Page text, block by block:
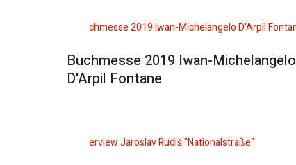
Buchmesse 2019 Iwan-Michelangelo
D'Arpil Fontane